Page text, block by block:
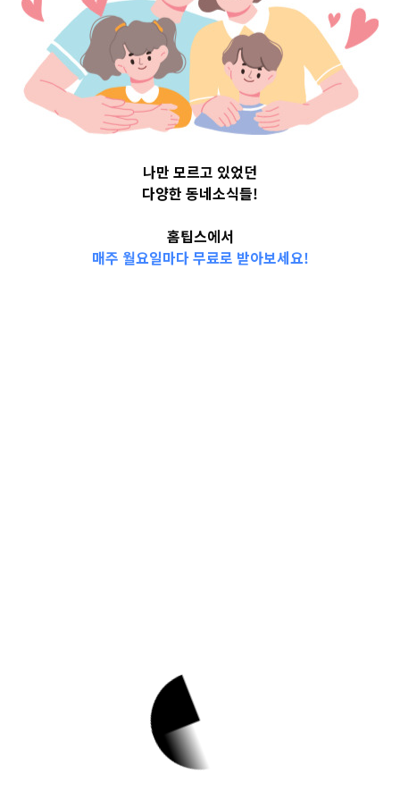
2023-09-18
readybaby-admin
선유로운 원데이 클
래스(10월) 참여자
모집 안내
나만 모르고 있었던
다양한 동네소식들!
홈팁스에서
매주 월요일마다 무료로 받아보세요!